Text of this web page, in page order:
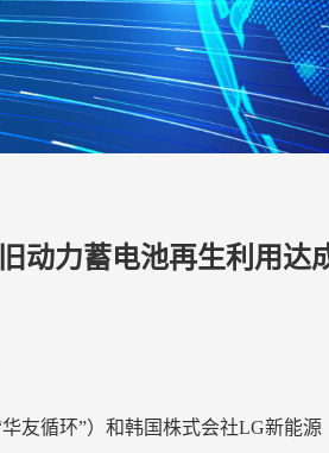
动力蓄电池再生利用达
友循环”）和韩国株式会社LG新能源